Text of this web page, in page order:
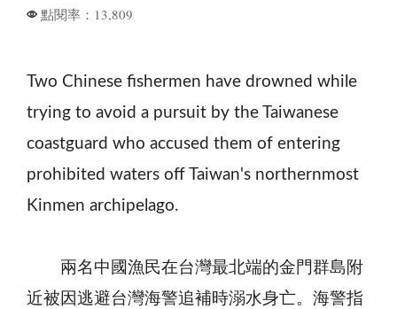
點閱率： 13,809
Two Chinese fishermen have drowned while
trying to avoid a pursuit by the Taiwanese
coastguard who accused them of entering
prohibited waters off Taiwan's northernmost
Kinmen archipelago.
兩名中國漁民在台灣最北端的金門群島附
近被因逃避台灣海警追補時溺水身亡。海警指